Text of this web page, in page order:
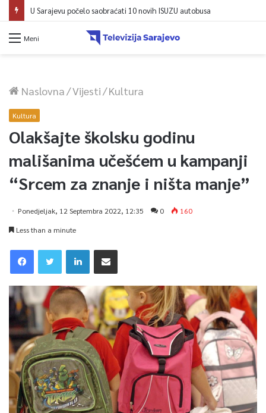
U Sarajevu počelo saobraćati 10 novih ISUZU autobusa
Meni
Naslovna/Vijesti/Kultura
Kultura
Olakšajte školsku godinu
mališanima učešćem u kampanji
“Srcem za znanje i ništa manje”
Ponedjeljak, 12 Septembra 2022, 12:35 0
160
Less than a minute